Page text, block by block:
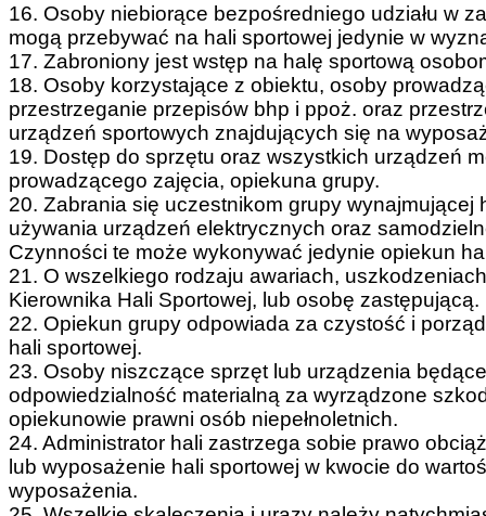
16. Osoby niebiorące bezpośredniego udziału w
mogą przebywać na hali sportowej jedynie w
17. Zabroniony jest wstęp na halę sportową
18. Osoby korzystające z obiektu, osoby
przestrzeganie przepisów bhp i ppoż. oraz
urządzeń sportowych znajdujących się na
19. Dostęp do sprzętu oraz wszystkich urządzeń
prowadzącego zajęcia, opiekuna grupy.
20. Zabrania się uczestnikom grupy
używania urządzeń elektrycznych oraz
Czynności te może wykonywać jedynie opiekun
21. O wszelkiego rodzaju awariach,
Kierownika Hali Sportowej, lub osobę zastępującą.
22. Opiekun grupy odpowiada za czystość i
hali sportowej.
23. Osoby niszczące sprzęt lub urządzenia
odpowiedzialność materialną za wyrządzone
opiekunowie prawni osób niepełnoletnich.
24. Administrator hali zastrzega sobie prawo
lub wyposażenie hali sportowej w kwocie do
wyposażenia.